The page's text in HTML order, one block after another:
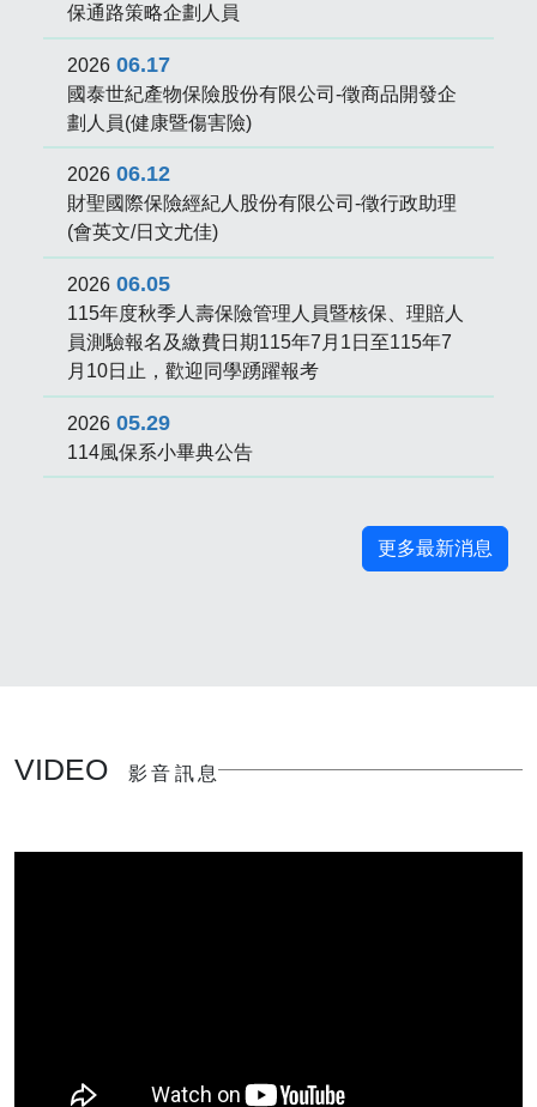
保通路策略企劃人員
2026 06.17
國泰世紀產物保險股份有限公司-徵商品開發企
劃人員(健康暨傷害險)
2026 06.12
財聖國際保險經紀人股份有限公司-徵行政助理
(會英文/日文尤佳)
2026 06.05
115年度秋季人壽保險管理人員暨核保、理賠人
員測驗報名及繳費日期115年7月1日至115年7
月10日止，歡迎同學踴躍報考
2026 05.29
114風保系小畢典公告
更多最新消息
VIDEO 影音訊息